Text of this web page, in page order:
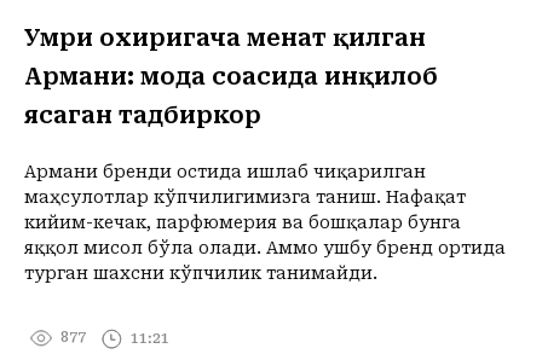
Спорт
Жамият
Иқтисод
ТАҲЛИЛ
ХОРИЖ
Иқтисод
Сиёсат
ЎЗГАЧА РАКУРС
МЕҲНАТ ҲУҚУҚИ
ҲОДИСА
ИНТЕРВЬЮ
Telefon raqamingizni kiritng
Tasdiqlash kodini SMS orqali yuboramiz
Менинг саҳифам
Менинг жавоним
Сақланганлар
Chiqish
Toshkent Shahar
Yakshanba, 09-August
+23 C
Hozir
+23 C
08:00
+27C
09:00
+31 C
10:00
+33C
11:00
+35C
12:00
+37 C
13:00
+36
14:00 15:00
Умри охиригача меҳнат қилган
Армани: мода соҳасида инқилоб
ясаган тадбиркор
Армани бренди остида ишлаб чиқарилган
маҳсулотлар кўпчилигимизга таниш. Нафақат
кийим-кечак, парфюмерия ва бошқалар бунга
яққол мисол бўла олади. Аммо ушбу бренд ортида
турган шахсни кўпчилик танимайди.
877 11:21